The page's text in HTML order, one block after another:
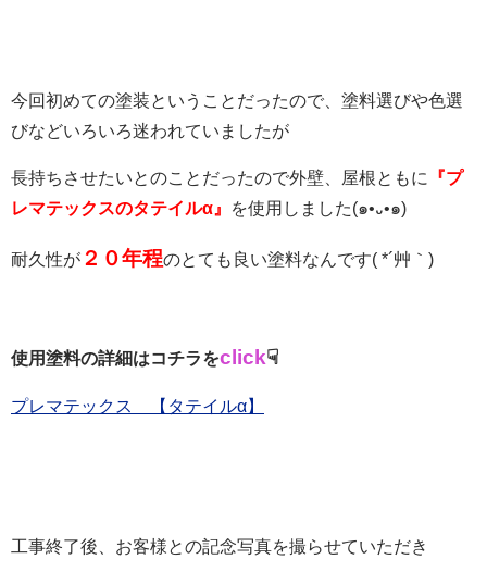
今回初めての塗装ということだったので、塗料選びや色選
びなどいろいろ迷われていましたが
長持ちさせたいとのことだったので外壁、屋根ともに
『プ
レマテックスのタテイルα』
を使用しました(๑•᎑•๑)
耐久性が ２０年程のとても良い塗料なんです( *´艸｀)
使用塗料の詳細はコチラをclick☟
プレマテックス 【タテイルα】
工事終了後、お客様との記念写真を撮らせていただき